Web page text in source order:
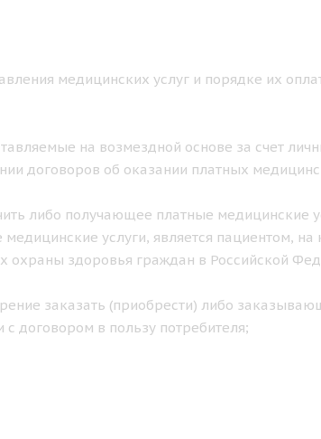
медицинских услуг и порядке их
на возмездной основе за счет
договоров об оказании платных
либо получающее платные медицинские
услуги, является пациентом, на
охраны здоровья граждан в Российской
заказать (приобрести) либо
договором в пользу потребителя;